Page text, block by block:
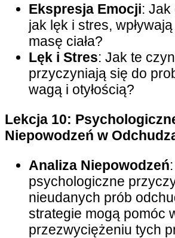
Ekspresja Emocji: Jak
jak lęk i stres,
masę ciała?
Lęk i Stres: Jak te
przyczyniają się do
wagą i otyłością?
Lekcja 10:
Niepowodzeń w
Analiza Niepowodzeń
psychologiczne
nieudanych prób
strategie mogą pomóc
przezwyciężeniu tych